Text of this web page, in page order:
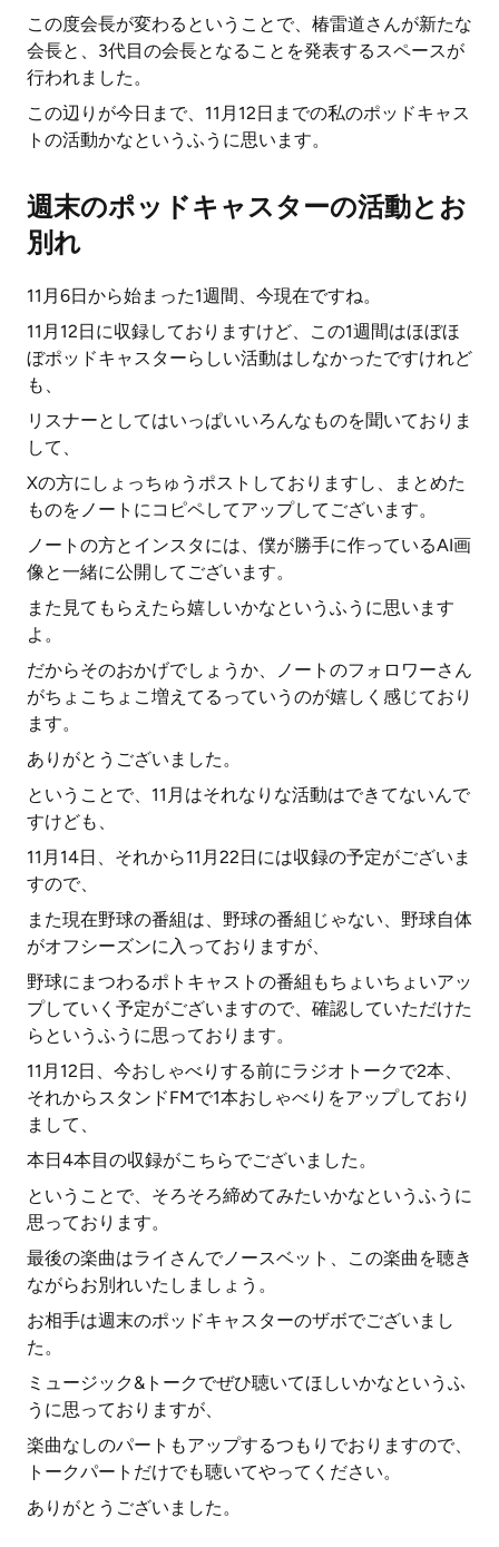
この度会長が変わるということで、椿雷道さんが新たな
会長と、3代目の会長となることを発表するスペースが
行われました。
この辺りが今日まで、11月12日までの私のポッドキャス
トの活動かなというふうに思います。
週末のポッドキャスターの活動とお
別れ
11月6日から始まった1週間、今現在ですね。
11月12日に収録しておりますけど、この1週間はほぼほ
ぼポッドキャスターらしい活動はしなかったですけれど
も、
リスナーとしてはいっぱいいろんなものを聞いておりま
して、
Xの方にしょっちゅうポストしておりますし、まとめた
ものをノートにコピペしてアップしてございます。
ノートの方とインスタには、僕が勝手に作っているAI画
像と一緒に公開してございます。
また見てもらえたら嬉しいかなというふうに思います
よ。
だからそのおかげでしょうか、ノートのフォロワーさん
がちょこちょこ増えてるっていうのが嬉しく感じており
ます。
ありがとうございました。
ということで、11月はそれなりな活動はできてないんで
すけども、
11月14日、それから11月22日には収録の予定がございま
すので、
また現在野球の番組は、野球の番組じゃない、野球自体
がオフシーズンに入っておりますが、
野球にまつわるポトキャストの番組もちょいちょいアッ
プしていく予定がございますので、確認していただけた
らというふうに思っております。
11月12日、今おしゃべりする前にラジオトークで2本、
それからスタンドFMで1本おしゃべりをアップしており
まして、
本日4本目の収録がこちらでございました。
ということで、そろそろ締めてみたいかなというふうに
思っております。
最後の楽曲はライさんでノースベット、この楽曲を聴き
ながらお別れいたしましょう。
お相手は週末のポッドキャスターのザボでございまし
た。
ミュージック&トークでぜひ聴いてほしいかなというふ
うに思っておりますが、
楽曲なしのパートもアップするつもりでおりますので、
トークパートだけでも聴いてやってください。
ありがとうございました。